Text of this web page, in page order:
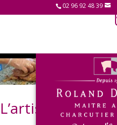
02 96 92 48 39
L’artisan
Roland